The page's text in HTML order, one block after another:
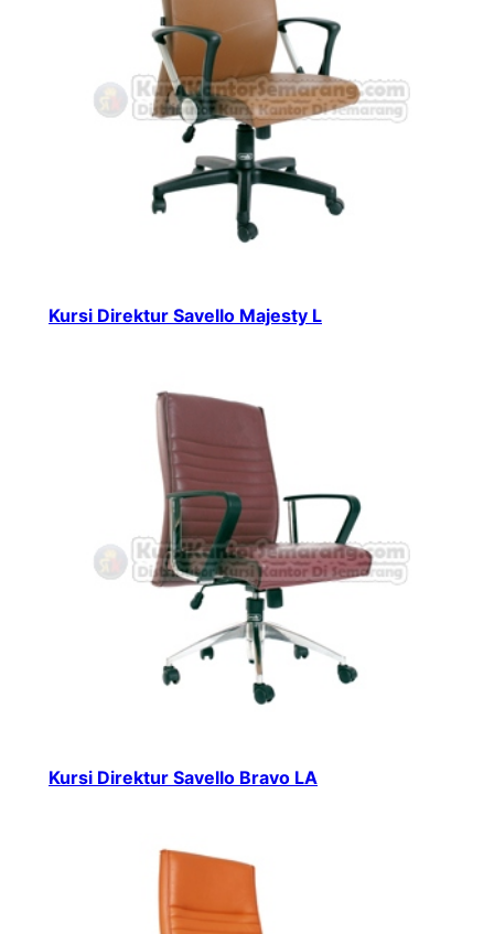
Kursi Direktur Savello Majesty L
Kursi Direktur Savello Bravo LA